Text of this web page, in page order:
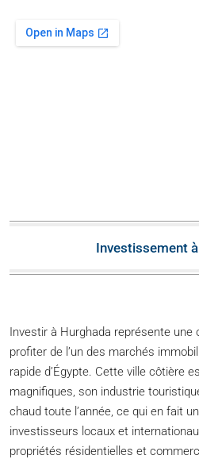
Investissement
Investir à Hurghada représente une
profiter de l’un des marchés
rapide d’Égypte. Cette ville côtière
magnifiques, son industrie
chaud toute l’année, ce qui en fait
investisseurs locaux et
propriétés résidentielles et